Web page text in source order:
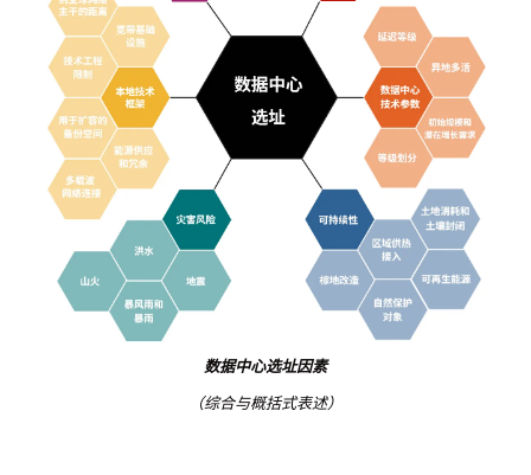
数据中心选址因素
（综合与概括式表述）